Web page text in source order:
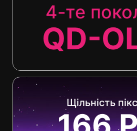
4-те
QD-
Щільність